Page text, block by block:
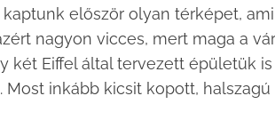
először olyan térképet,
nagyon vicces, mert maga a
két Eiffel által tervezett épületük is
inkább kicsit kopott, halszagú